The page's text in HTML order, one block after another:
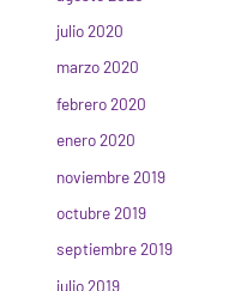
julio 2020
marzo 2020
febrero 2020
enero 2020
noviembre 2019
octubre 2019
septiembre 2019
julio 2019